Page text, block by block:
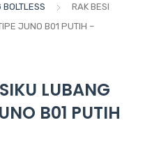
RAK BESI
JUNO B01 PUTIH –
LUBANG
B01 PUTIH